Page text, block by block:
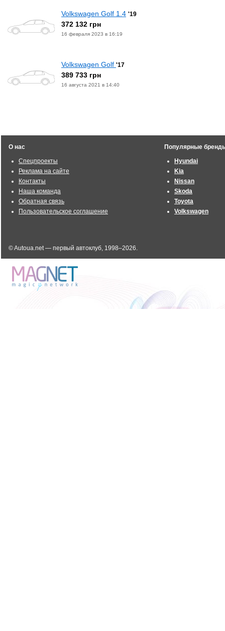
Volkswagen Golf 1.4 '19
372 132 грн
16 февраля 2023 в 16:19
Volkswagen Golf '17
389 733 грн
16 августа 2021 в 14:40
О нас
Спецпроекты
Реклама на сайте
Контакты
Наша команда
Обратная связь
Пользовательское соглашение
Популярные
Hyundai
Kia
Nissan
Skoda
Toyota
Volkswagen
© Autoua.net — первый автоклуб, 1998–2026.